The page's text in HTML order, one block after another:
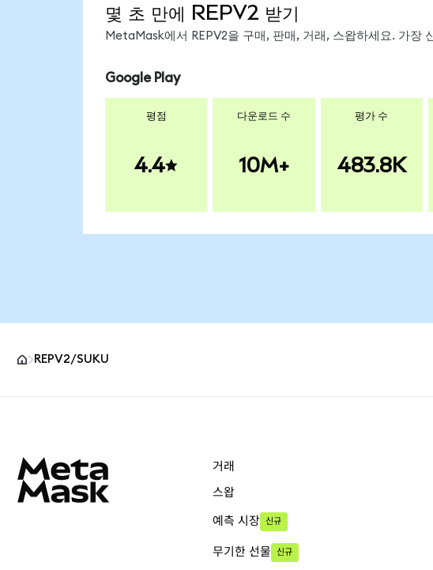
몇 초 만에 REPV2 받기
MetaMask에서 REPV2을 구매, 판매, 거래, 스왑하세요. 가장
Google Play
평점
4.4
다운로드 수
10M+
평가 수
483.8K
REPV2/SUKU
거래
스왑
예측 시장 신규
무기한 선물 신규